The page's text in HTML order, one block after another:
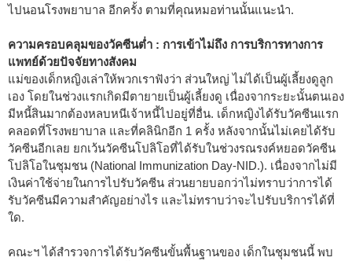
ไปนอนโรงพยาบาล อีกครั้ง ตามที่คุณหมอท่านนั้นแนะนำ.
ความครอบคลุมของวัคซีนต่ำ : การเข้าไม่ถึง การบริการทางการ
แพทย์ด้วยปัจจัยทางสังคม
แม่ของเด็กหญิงเล่าให้พวกเราฟังว่า ส่วนใหญ่ ไม่ได้เป็นผู้เลี้ยงดูลูก
เอง โดยในช่วงแรกเกิดมีตายายเป็นผู้เลี้ยงดู เนื่องจากระยะนั้นตนเอง
มีหนี้สินมากต้องหลบหนีเจ้าหนี้ไปอยู่ที่อื่น. เด็กหญิงได้รับวัคซีนแรก
คลอดที่โรงพยาบาล และที่คลินิกอีก 1 ครั้ง หลังจากนั้นไม่เคยได้รับ
วัคซีนอีกเลย ยกเว้นวัคซีนโปลิโอที่ได้รับในช่วงรณรงค์หยอดวัคซีน
โปลิโอในชุมชน (National Immunization Day-NID.). เนื่องจากไม่มี
เงินค่าใช้จ่ายในการไปรับวัคซีน ส่วนยายบอกว่าไม่ทราบว่าการได้
รับวัคซีนมีความสำคัญอย่างไร และไม่ทราบว่าจะไปรับบริการได้ที่
ใด.
คณะฯ ได้สำรวจการได้รับวัคซีนขั้นพื้นฐานของ เด็กในชุมชนนี้ พบ